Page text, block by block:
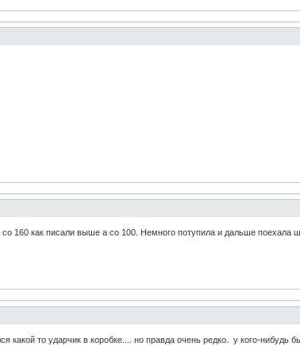
160 как писали выше а со 100. Немного потупила и дальше
какой то ударчик в коробке.... но правда очень редко. у кого-нибудь